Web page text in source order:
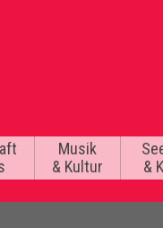
Musik
& Kultur
&